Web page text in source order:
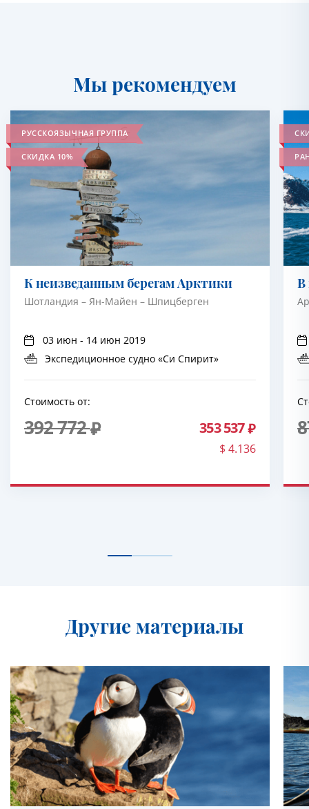
Мы рекомендуем
РУССКОЯЗЫЧНАЯ ГРУППА
СКИДКА 10%
К неизведанным берегам Арктики
Шотландия – Ян-Майен – Шпицберген
03 июн - 14 июн 2019
Экспедиционное судно «Си Спирит»
Стоимость от:
392 772 353 537
$ 4.136
В
Другие материалы